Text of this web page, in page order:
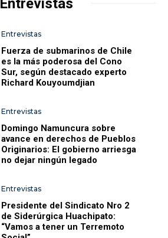
Entrevistas
Entrevistas
Fuerza de submarinos de Chile
es la más poderosa del Cono
Sur, según destacado experto
Richard Kouyoumdjian
Entrevistas
Domingo Namuncura sobre
avance en derechos de Pueblos
Originarios: El gobierno arriesga
no dejar ningún legado
Entrevistas
Presidente del Sindicato Nro 2
de Siderúrgica Huachipato:
“Vamos a tener un Terremoto